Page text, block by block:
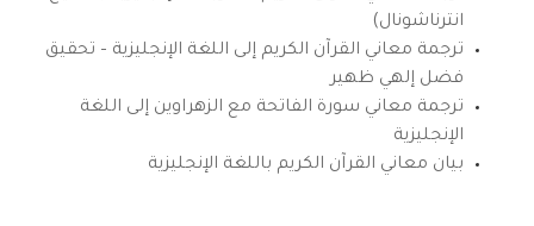
انترناشونال)
ترجمة معاني القرآن الكريم إلى اللغة الإنجليزية – تحقيق
فضل إلهي ظهير
ترجمة معاني سورة الفاتحة مع الزهراوين إلى اللغة
الإنجليزية
بيان معاني القرآن الكريم باللغة الإنجليزية